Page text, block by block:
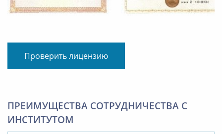
Проверить лицензию
ПРЕИМУЩЕСТВА СОТРУДНИЧЕСТВА С
ИНСТИТУТОМ